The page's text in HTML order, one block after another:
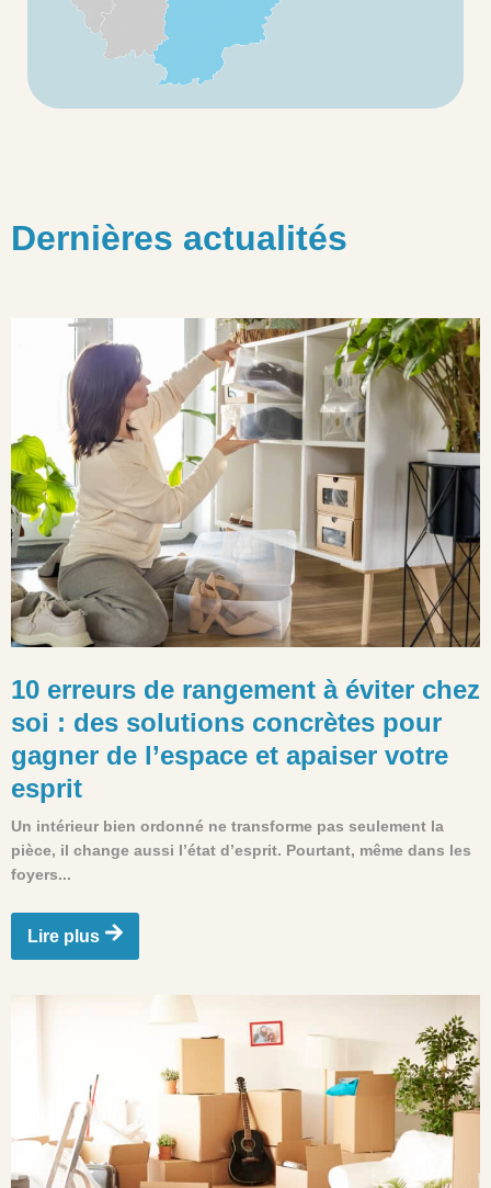
Dernières actualités
10 erreurs de rangement à éviter chez
soi : des solutions concrètes pour
gagner de l’espace et apaiser votre
esprit
Un intérieur bien ordonné ne transforme pas seulement la
pièce, il change aussi l’état d’esprit. Pourtant, même dans les
foyers...
Lire plus